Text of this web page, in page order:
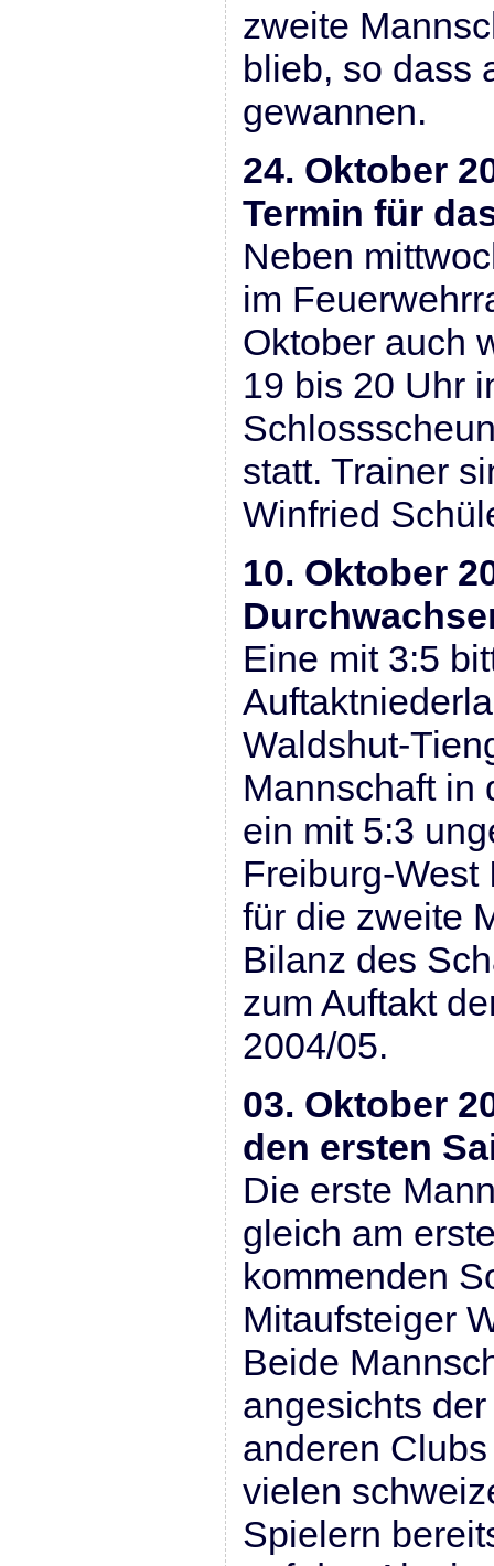
zweite
blieb, so dass
gewannen.
24. Oktober
Termin für
Neben
im
Oktober auch
19 bis 20 Uhr
statt. Trainer
Winfried
10. Oktober
Eine mit 3:5
Waldshut-
Mannschaft in
ein mit 5:3
Freiburg-West
für die zweite
Bilanz des
zum Auftakt
2004/05.
03. Oktober
den ersten
Die erste
gleich am
kommenden
Mitaufsteiger
Beide
angesichts
anderen
vielen
Spielern